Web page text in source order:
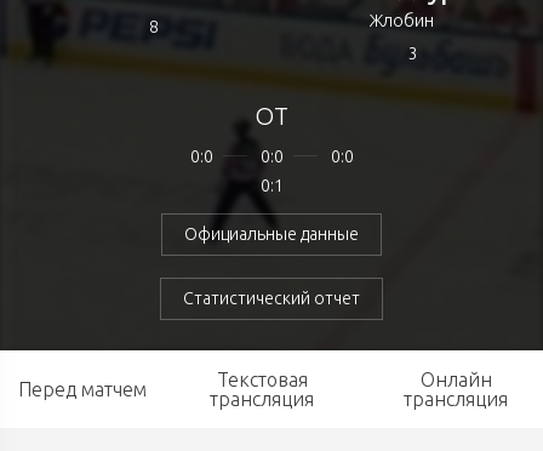
8
ОТ
0:0 0:0
0:0
0:1
Официальные данные
Статистический отчет
Жлобин
3
Перед матчем
Текстовая
трансляция
Онлайн
трансляция